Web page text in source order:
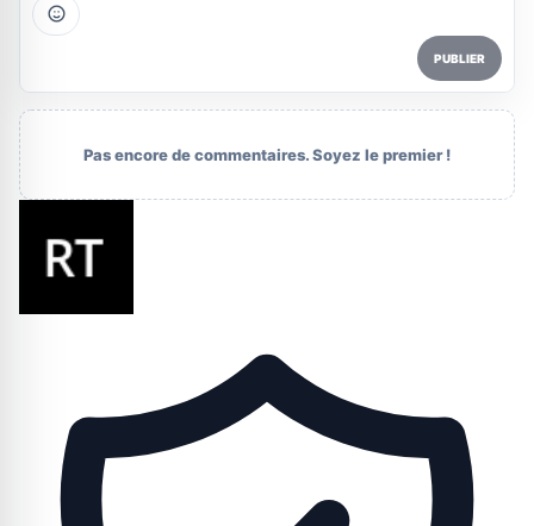
PUBLIER
Pas encore de commentaires. Soyez le premier !